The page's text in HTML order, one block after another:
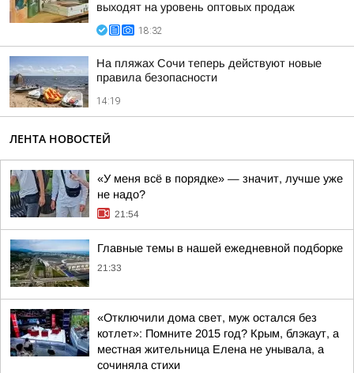
выходят на уровень оптовых продаж
18:32
На пляжах Сочи теперь действуют новые
правила безопасности
14:19
ЛЕНТА НОВОСТЕЙ
«У меня всё в порядке» — значит, лучше уже
не надо?
21:54
Главные темы в нашей ежедневной подборке
21:33
«Отключили дома свет, муж остался без
котлет»: Помните 2015 год? Крым, блэкаут, а
местная жительница Елена не унывала, а
сочиняла стихи